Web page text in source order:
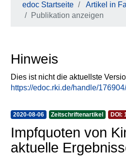
edoc Startseite Artikel in
Publikation anzeigen
Hinweis
Dies ist nicht die aktuellste
https://edoc.rki.de/handle/
2020-08-06 Zeitschriftenartikel DOI:
Impfquoten von
aktuelle